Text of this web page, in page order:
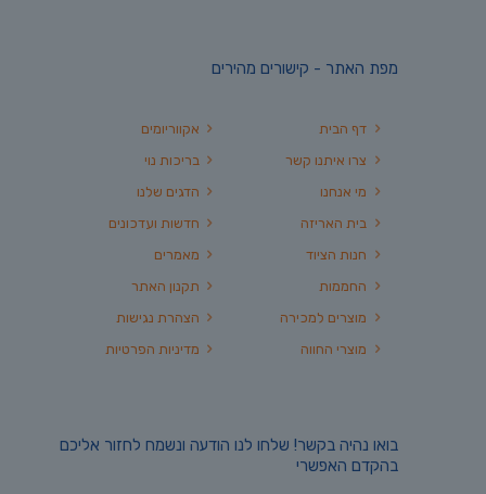
מפת האתר - קישורים מהירים
אקווריומים
בריכות נוי
הדגים שלנו
חדשות ועדכונים
מאמרים
תקנון האתר
הצהרת נגישות
מדיניות הפרטיות
דף הבית
צרו איתנו קשר
מי אנחנו
בית האריזה
חנות הציוד
החממות
מוצרים למכירה
מוצרי החווה
בואו נהיה בקשר! שלחו לנו הודעה ונשמח לחזור אליכם
בהקדם האפשרי